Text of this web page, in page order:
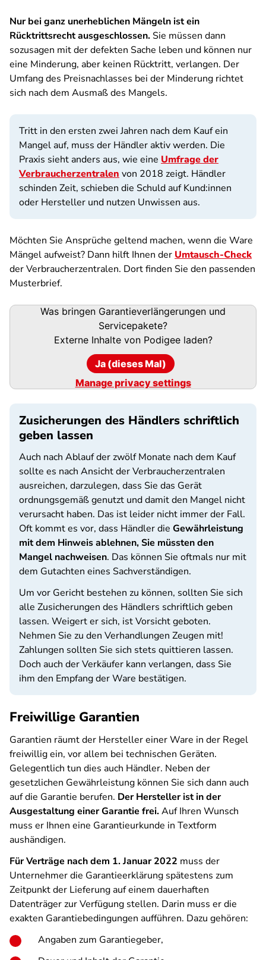
Nur bei ganz unerheblichen Mängeln ist ein
Rücktrittsrecht ausgeschlossen. Sie müssen dann
sozusagen mit der defekten Sache leben und können nur
eine Minderung, aber keinen Rücktritt, verlangen. Der
Umfang des Preisnachlasses bei der Minderung richtet
sich nach dem Ausmaß des Mangels.
Tritt in den ersten zwei Jahren nach dem Kauf ein
Mangel auf, muss der Händler aktiv werden. Die
Praxis sieht anders aus, wie eine Umfrage der
Verbraucherzentralen von 2018 zeigt. Händler
schinden Zeit, schieben die Schuld auf Kund:innen
oder Hersteller und nutzen Unwissen aus.
Möchten Sie Ansprüche geltend machen, wenn die Ware
Mängel aufweist? Dann hilft Ihnen der Umtausch-Check
der Verbraucherzentralen. Dort finden Sie den passenden
Musterbrief.
Podigee-Was bringen Garantieverlängerungen und
Servicepakete?
Externe Inhalte von Podigeeladen?
Ja (dieses Mal)
Manage privacy settings
Zusicherungen des Händlers schriftlich
geben lassen
Auch nach Ablauf der zwölf Monate nach dem Kauf
sollte es nach Ansicht der Verbraucherzentralen
ausreichen, darzulegen, dass Sie das Gerät
ordnungsgemäß genutzt und damit den Mangel nicht
verursacht haben. Das ist leider nicht immer der Fall.
Oft kommt es vor, dass Händler die Gewährleistung
mit dem Hinweis ablehnen, Sie müssten den
Mangel nachweisen. Das können Sie oftmals nur mit
dem Gutachten eines Sachverständigen.
Um vor Gericht bestehen zu können, sollten Sie sich
alle Zusicherungen des Händlers schriftlich geben
lassen. Weigert er sich, ist Vorsicht geboten.
Nehmen Sie zu den Verhandlungen Zeugen mit!
Zahlungen sollten Sie sich stets quittieren lassen.
Doch auch der Verkäufer kann verlangen, dass Sie
ihm den Empfang der Ware bestätigen.
Freiwillige Garantien
Garantien räumt der Hersteller einer Ware in der Regel
freiwillig ein, vor allem bei technischen Geräten.
Gelegentlich tun dies auch Händler. Neben der
gesetzlichen Gewährleistung können Sie sich dann auch
auf die Garantie berufen. Der Hersteller ist in der
Ausgestaltung einer Garantie frei.Auf Ihren Wunsch
muss er Ihnen eine Garantieurkunde in Textform
aushändigen.
Für Verträge nach dem 1. Januar 2022 muss der
Unternehmer die Garantieerklärung spätestens zum
Zeitpunkt der Lieferung auf einem dauerhaften
Datenträger zur Verfügung stellen. Darin muss er die
exakten Garantiebedingungen aufführen. Dazu gehören:
Angaben zum Garantiegeber,